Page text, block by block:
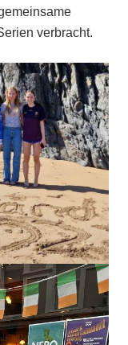
verbracht.